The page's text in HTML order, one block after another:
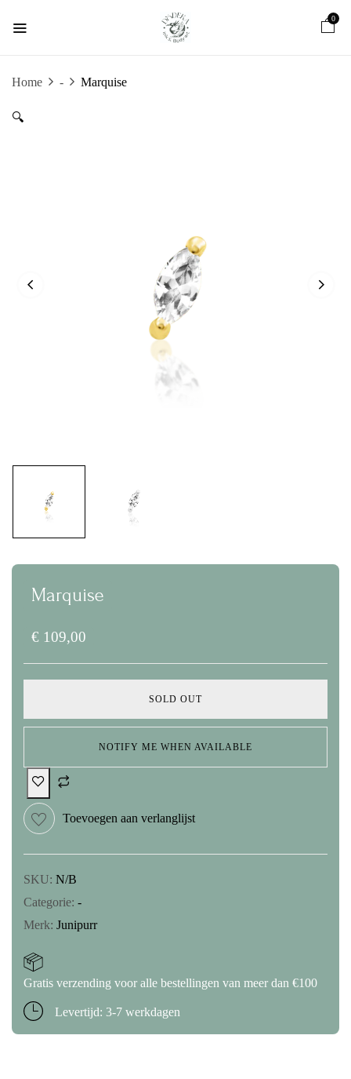
0
Home - Marquise
🔍
Marquise
€ 109,00
SOLD OUT
NOTIFY ME WHEN AVAILABLE
Toevoegen aan verlanglijst
SKU: N/B
Categorie: -
Merk: Junipurr
Gratis verzending voor alle bestellingen van meer dan €100
Levertijd: 3-7 werkdagen